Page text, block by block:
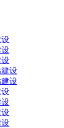
设
设
设
建设
设
设
设
设
设